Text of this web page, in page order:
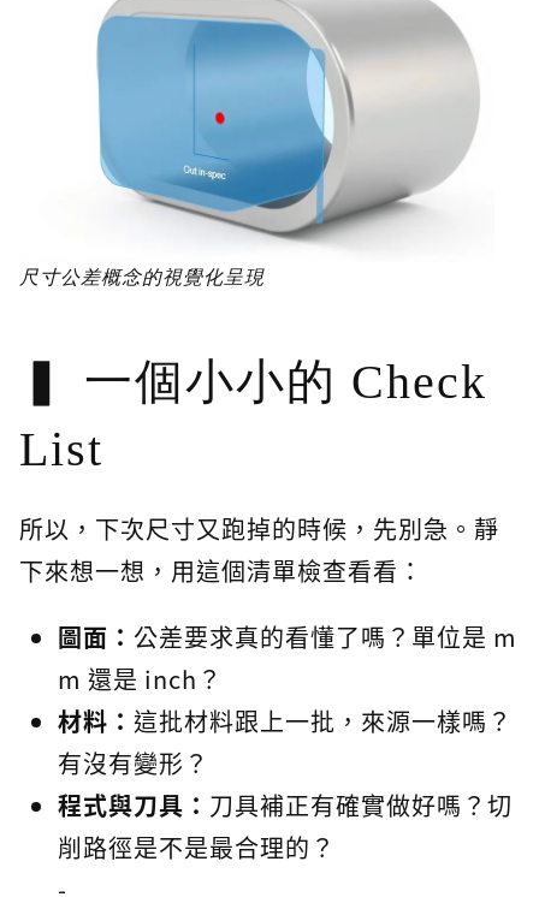
尺寸公差概念的視覺化呈現
一個小小的 Check
List
所以，下次尺寸又跑掉的時候，先別急。靜
下來想一想，用這個清單檢查看看：
圖面： 公差要求真的看懂了嗎？單位是 m
m 還是 inch？
材料： 這批材料跟上一批，來源一樣嗎？
有沒有變形？
程式與刀具： 刀具補正有確實做好嗎？切
削路徑是不是最合理的？
-